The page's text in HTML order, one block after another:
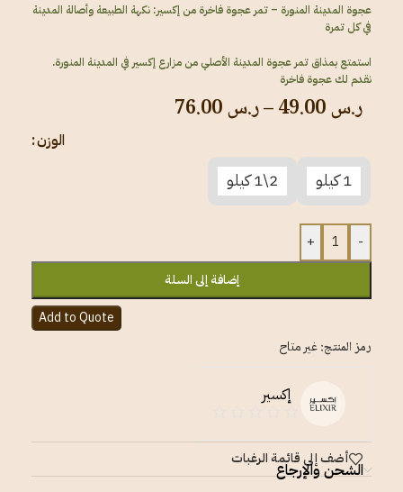
عجوة المدينة المنورة – تمر عجوة فاخرة من إكسير: نكهة الطبيعة وأصالة المدينة
في كل تمرة
استمتع بمذاق تمر عجوة المدينة الأصلي من مزارع إكسير في المدينة المنورة.
نقدم لك عجوة فاخرة
ر.س –ر.س
الوزن
1 كيلو 2\1 كيلو
-
+
إضافة إلى السلة
Add to Quote
رمز المنتج:غير متاح
إكسير
أضف إلى قائمة الرغبات
الشحن والإرجاع